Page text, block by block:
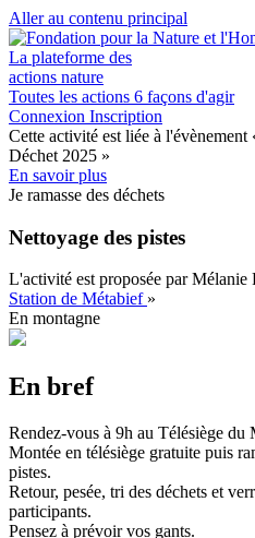
Aller au contenu principal
La plateforme des
actions nature
Toutes les actions 6 façons d'agir
Connexion Inscription
Cette activité est liée à l'évènement
Déchet 2025 »
En savoir plus
Je ramasse des déchets
Nettoyage des pistes
L'activité est proposée parMélanie
Station de Métabief »
En montagne
En bref
Rendez-vous à 9h au Télésiège
Montée en télésiège gratuite puis
pistes.
Retour, pesée, tri des déchets et
participants.
Pensez à prévoir vos gants.